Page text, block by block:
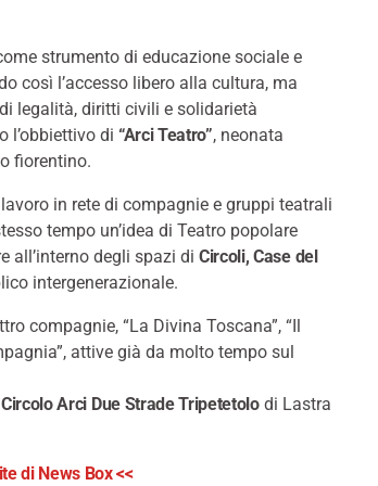
strumento di educazione sociale e
così l’accesso libero alla cultura, ma
legalità, diritti civili e solidarietà
l’obbiettivo di “Arci Teatro”, neonata
fiorentino.
in rete di compagnie e gruppi teatrali
tempo un’idea di Teatro popolare
all’interno degli spazi di Circoli, Case del
intergenerazionale.
compagnie, “La Divina Toscana”, “Il
attive già da molto tempo sul
Circolo Arci Due Strade Tripetetolodi Lastra
di News Box <<